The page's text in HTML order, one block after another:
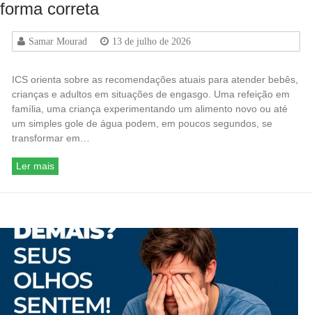
forma correta
Samar Mourad 13 de julho de 2026
ICS orienta sobre as recomendações atuais para atender bebês,
crianças e adultos em situações de engasgo. Uma refeição em
família, uma criança experimentando um alimento novo ou até
um simples gole de água podem, em poucos segundos, se
transformar em…
Ler mais